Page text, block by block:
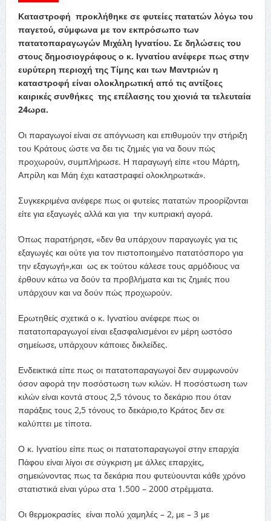
Καταστροφή προκλήθηκε σε φυτείες πατατών λόγω του
παγετού, σύμφωνα με τον εκπρόσωπο των
πατατοπαραγωγών Μιχάλη Ιγνατίου. Σε δηλώσεις του
στους δημοσιογράφους ο κ. Ιγνατίου ανέφερε πως στην
ευρύτερη περιοχή της Τίμης και των Μαντριών η
καταστροφή είναι ολοκληρωτική από τις αντίξοες
καιρικές συνθήκες της επέλασης του χιονιά τα τελευταία
24ωρα.
Οι παραγωγοί είναι σε απόγνωση και επιθυμούν την στήριξη
του Κράτους ώστε να δει τις ζημιές για να δουν πώς
προχωρούν, συμπλήρωσε. Η παραγωγή είπε «του Μάρτη,
Απρίλη και Μάη έχει καταστραφεί ολοκληρωτικά».
Συγκεκριμένα ανέφερε πως οι φυτείες πατατών προορίζονται
είτε για εξαγωγές αλλά και για την κυπριακή αγορά.
Όπως παρατήρησε, «δεν θα υπάρχουν παραγωγές για τις
εξαγωγές και ούτε για τον πιστοποιημένο πατατόσπορο για
την εξαγωγή»,και ως εκ τούτου κάλεσε τους αρμόδιους να
έρθουν κάτω να δούν τα προβλήματα και τις ζημιές που
υπάρχουν και να δούν πώς προχωρούν.
Ερωτηθείς σχετικά ο κ. Ιγνατίου ανέφερε πως οι
πατατοπαραγωγοί είναι εξασφαλισμένοι εν μέρη ωστόσο
σημείωσε, υπάρχουν κάποιες δικλείδες.
Ενδεικτικά είπε πως οι πατατοπαραγωγοί δεν συμφωνούν
όσον αφορά την ποσόστωση των κιλών. Η ποσόστωση των
κιλών είναι κοντά στους 2,5 τόνους το δεκάριο που όταν
παράξεις τους 2,5 τόνους το δεκάριο,το Κράτος δεν σε
καλύπτει με τίποτα.
Ο κ. Ιγνατίου είπε πως οι πατατοπαραγωγοί στην επαρχία
Πάφου είναι λίγοι σε σύγκριση με άλλες επαρχίες,
σημειώνοντας πως τα δεκάρια που φυτεύουνται κάθε χρόνο
στατιστικά είναι γύρω στα 1.500 – 2000 στρέμματα.
Οι θερμοκρασίες είναι πολύ χαμηλές – 2, με – 3 με